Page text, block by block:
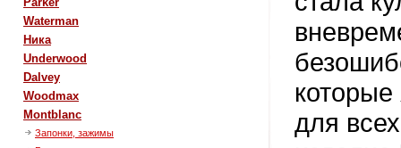
Waterman
Ника
Underwood
Dalvey
Woodmax
Montblanc
Запонки, зажимы
для